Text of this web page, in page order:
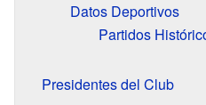
Datos Deportivos
Partidos
Presidentes del Club